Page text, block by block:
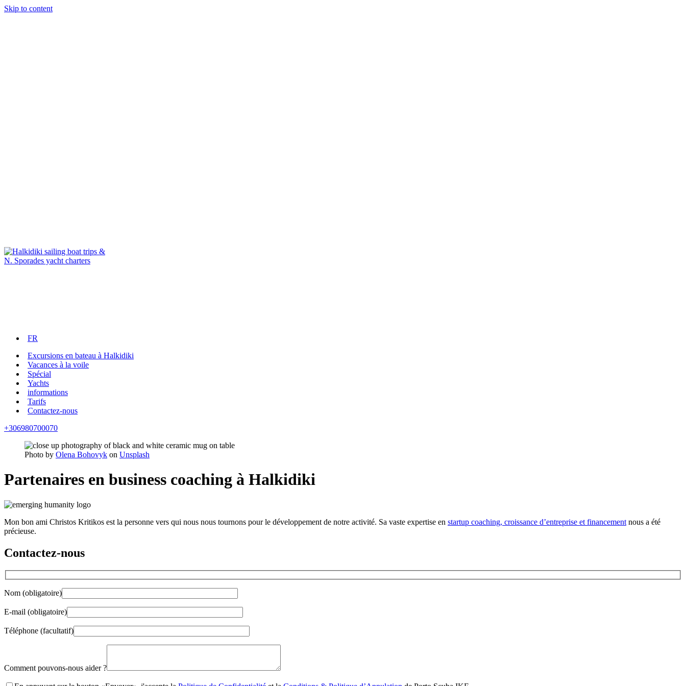
Skip to content
FR
Excursions en bateau à Halkidiki
Vacances à la voile
Spécial
Yachts
informations
Tarifs
Contactez-nous
+306980700070
Photo by Olena Bohovyk on Unsplash
Partenaires en business coaching à Halkidiki
Mon bon ami Christos Kritikos est la personne vers qui nous nous tournons pour le développement de notre activité. Sa vaste expertise en startup coaching, croissance d’entreprise et financement nous a été
précieuse.
Contactez-nous
Nom (obligatoire)
E-mail (obligatoire)
Téléphone (facultatif)
Comment pouvons-nous aider ?